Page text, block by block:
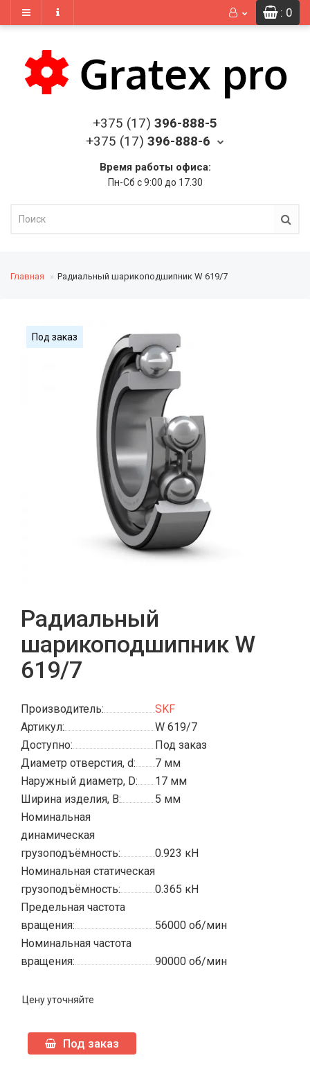
: 0
+375 (17) 396-888-5
+375 (17) 396-888-6
Время работы офиса:
Пн-Сб с 9:00 до 17.30
Главная Радиальный шарикоподшипник W 619/7
Под заказ
Радиальный
шарикоподшипник W
619/7
Производитель:
SKF
Артикул:
W 619/7
Доступно:
Под заказ
Диаметр отверстия, d:
7 мм
Наружный диаметр, D:
17 мм
Ширина изделия, B:
5 мм
Номинальная
динамическая
грузоподъёмность:
0.923 кН
Номинальная статическая
грузоподъёмность:
0.365 кН
Предельная частота
вращения:
56000 об/мин
Номинальная частота
вращения:
90000 об/мин
Цену уточняйте
Под заказ